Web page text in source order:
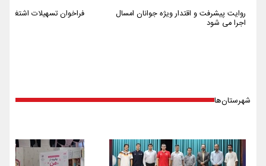
روایت پیشرفت و اقتدار ویژه جوانان امسال
اجرا می شود
فراخوان تسهیلات اشتغالزایی
شهرستان‌ها